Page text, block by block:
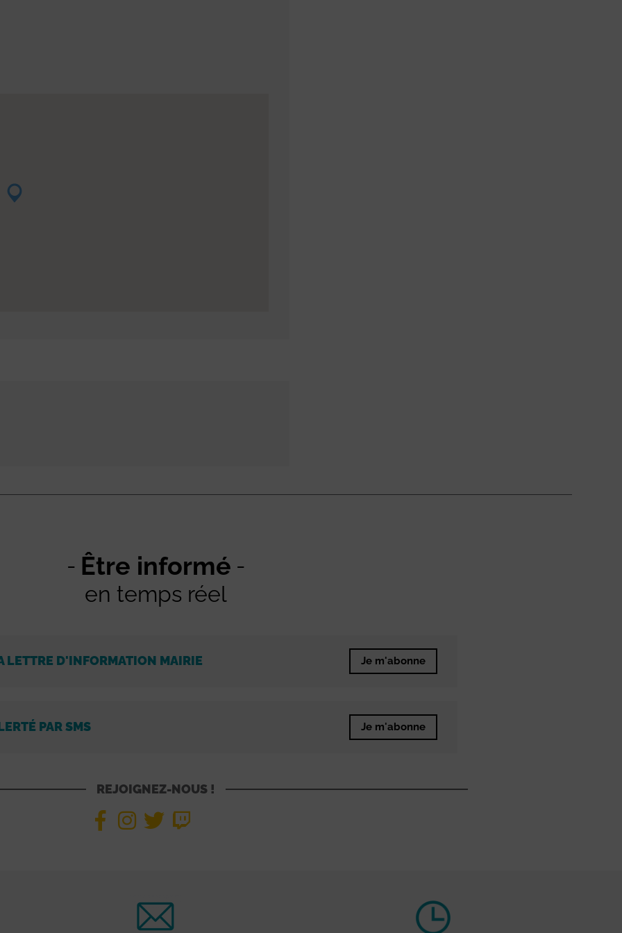
Être informé
en temps réel
LETTRE D'INFORMATION MAIRIE Je m'abonne
PAR SMS Je m'abonne
REJOIGNEZ-NOUS !